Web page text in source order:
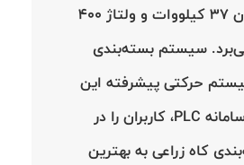
Gamak با توان 37 کیلووات و ولتاژ 400
سیستم بسته‌بندی
حرکتی پیشرفته این
دستگاه با سامانه PLC، کاربران را در
کاه زراعی به بهترین